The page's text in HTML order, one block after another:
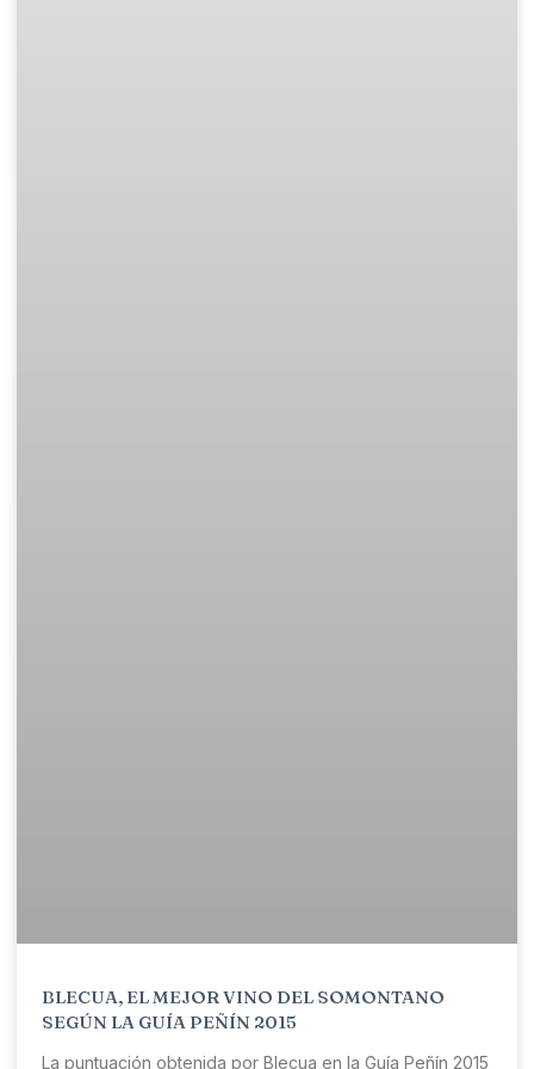
BLECUA, EL MEJOR VINO DEL SOMONTANO
SEGÚN LA GUÍA PEÑÍN 2015
La puntuación obtenida por Blecua en la Guía Peñín 2015